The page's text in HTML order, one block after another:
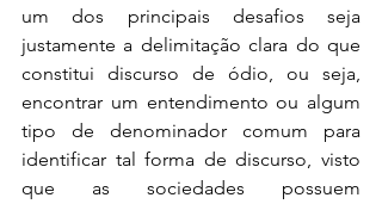
um dos principais desafios seja
justamente a delimitação clara do que
constitui discurso de ódio, ou seja,
encontrar um entendimento ou algum
tipo de denominador comum para
identificar tal forma de discurso, visto
que as sociedades possuem